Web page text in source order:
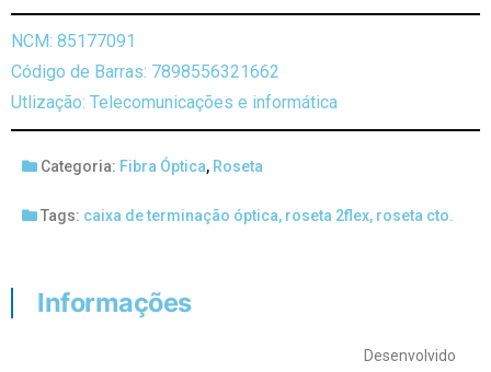
NCM: 85177091
Código de Barras: 7898556321662
Utlização: Telecomunicações e informática
Categoria: Fibra Óptica, Roseta
Tags: caixa de terminação óptica, roseta 2flex, roseta cto.
Informações
Desenvolvido